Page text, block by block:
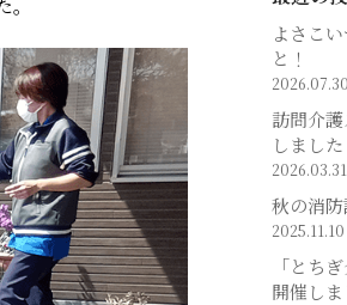
よさこ
と！
2026.07.30
訪問介
しました
2026.03.31
秋の消
2025.11.10
「とち
開催し